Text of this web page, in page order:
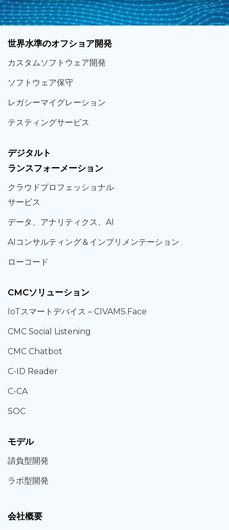
世界水準のオフショア開発
カスタムソフトウェア開発
ソフト ウェア保守
レガシーマイグレーション
テスティングサービス
デジタルト
ランスフォーメーション
クラウドプロフェッショナル
サービス
データ、 アナリティクス、 AI
AIコンサルティング＆ インプリメンテーション
ローコード
CMCソリューション
IoTスマートデバイス – CIVAMS.Face
CMC Social Listening
CMC Chatbot
C-ID Reader
C-CA
SOC
モデル
請負型開発
ラボ型開発
会社概要